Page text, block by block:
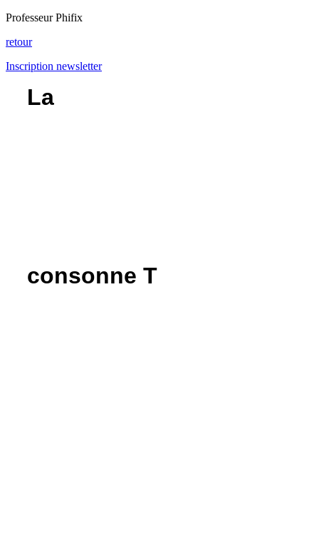
Professeur Phifix
retour
Inscription newsletter
La
consonne T